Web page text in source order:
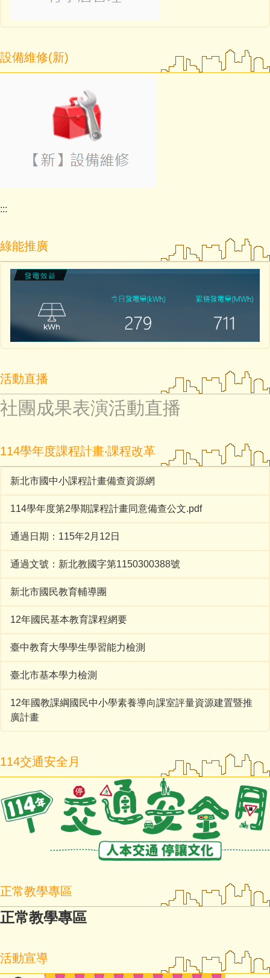
設備維修(新)
:::
綠能推廣
活動直播
社團成果表演活動直播
114學年度課程計畫‧課程改革
新北市國中小課程計畫備查資源網
114學年度第2學期課程計畫同意備查公文.pdf
通過日期：115年2月12日
通過文號：新北教國字第1150300388號
新北市國民教育輔導團
12年國民基本教育課程網要
臺中教育大學學生學習能力檢測
臺北市基本學力檢測
12年國教課綱國民中小學素養導向課室評量資源建置暨推
廣計畫
114交通安全月
正常教學專區
正常教學專區
活動宣導